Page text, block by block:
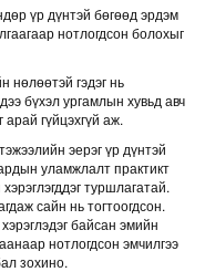
үр дүнтэй бөгөөд эрдэм
нотлогдсон болохыг
нөлөөтэй гэдэг нь
бүхэл ургамлын хувьд авч
арай гүйцэхгүй аж.
эерэг үр дүнтэй
уламжлалт практикт
туршлагатай.
сайн нь тогтоогдсон.
байсан эмийн
нотлогдсон эмчилгээ
зохино.